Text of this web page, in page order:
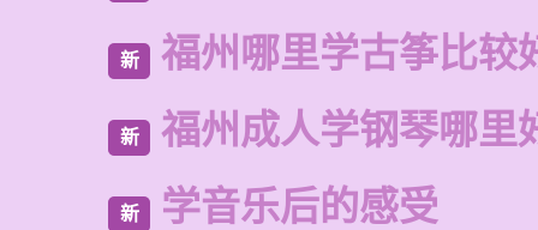
新 福州哪里学古筝比较
新 福州成人学钢琴哪里
新 学音乐后的感受